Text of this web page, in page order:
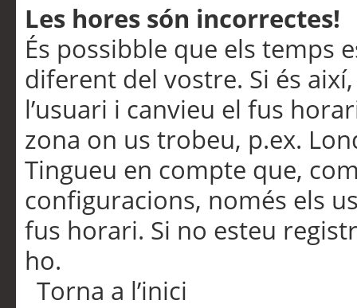
Les hores són incorrectes!
És possibble que els temps
diferent del vostre. Si és
l’usuari i canvieu el fus
zona on us trobeu, p.ex.
Tingueu en compte que,
configuracions, només els
fus horari. Si no esteu
ho.
Torna a l’inici